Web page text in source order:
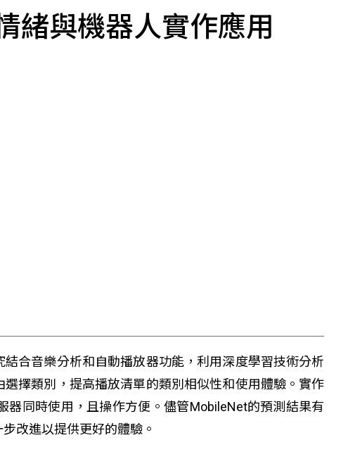
緒與機器人實作應用
合音樂分析和自動播放器功能，利用深度學習技術分析
擇類別，提高播放清單的類別相似性和使用體驗。實作
器同時使用，且操作方便。儘管MobileNet的預測結果有
改進以提供更好的體驗。